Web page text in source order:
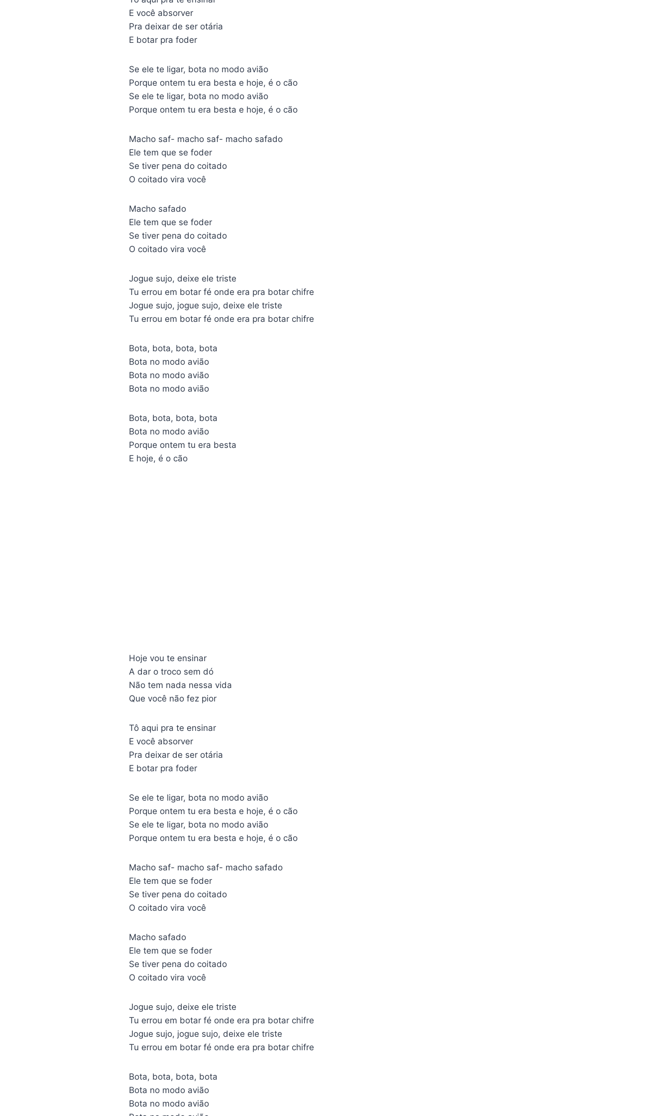
E você absorver
Pra deixar de ser otária
E botar pra foder
Se ele te ligar, bota no modo avião
Porque ontem tu era besta e hoje, é o cão
Se ele te ligar, bota no modo avião
Porque ontem tu era besta e hoje, é o cão
Macho saf- macho saf- macho safado
Ele tem que se foder
Se tiver pena do coitado
O coitado vira você
Macho safado
Ele tem que se foder
Se tiver pena do coitado
O coitado vira você
Jogue sujo, deixe ele triste
Tu errou em botar fé onde era pra botar chifre
Jogue sujo, jogue sujo, deixe ele triste
Tu errou em botar fé onde era pra botar chifre
Bota, bota, bota, bota
Bota no modo avião
Bota no modo avião
Bota no modo avião
Bota, bota, bota, bota
Bota no modo avião
Porque ontem tu era besta
E hoje, é o cão
Hoje vou te ensinar
A dar o troco sem dó
Não tem nada nessa vida
Que você não fez pior
Tô aqui pra te ensinar
E você absorver
Pra deixar de ser otária
E botar pra foder
Se ele te ligar, bota no modo avião
Porque ontem tu era besta e hoje, é o cão
Se ele te ligar, bota no modo avião
Porque ontem tu era besta e hoje, é o cão
Macho saf- macho saf- macho safado
Ele tem que se foder
Se tiver pena do coitado
O coitado vira você
Macho safado
Ele tem que se foder
Se tiver pena do coitado
O coitado vira você
Jogue sujo, deixe ele triste
Tu errou em botar fé onde era pra botar chifre
Jogue sujo, jogue sujo, deixe ele triste
Tu errou em botar fé onde era pra botar chifre
Bota, bota, bota, bota
Bota no modo avião
Bota no modo avião